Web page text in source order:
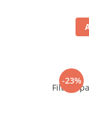
-23%
Filtru